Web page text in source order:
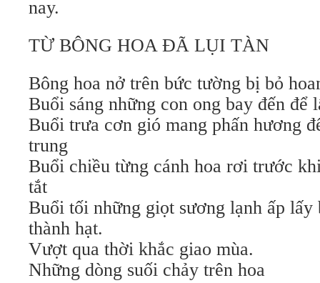
nay.
TỪ BÔNG HOA ĐÃ LỤI TÀN
Bông hoa nở trên bức tường bị bỏ
Buổi sáng những con ong bay đến để
Buổi trưa cơn gió mang phấn hương
trung
Buổi chiều từng cánh hoa rơi trước
tắt
Buổi tối những giọt sương lạnh ấp lấy
thành hạt.
Vượt qua thời khắc giao mùa.
Những dòng suối chảy trên hoa